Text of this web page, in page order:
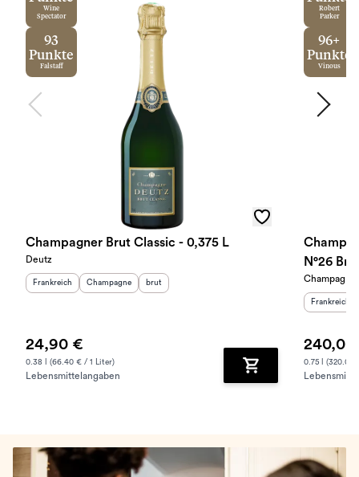
Wine
Spectator
93
Punkte
Falstaff
Champagner Brut Classic - 0,375 L
Deutz
Herkunftsland
Frankreich Herkunftsregion :
Champagne Geschmack
brut
24,90 €
0.38 l (66.40 € / 1 Liter)
Lebensmittelangaben Zum Warenkorb
Robert
Parker
96+
Punkte
Vinous
N°26
Champagne
Frankreich
240,00
0.75 l (320.00